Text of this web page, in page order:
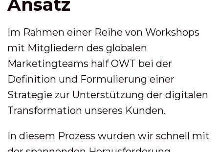
Ansatz
Im Rahmen einer Reihe von Workshops
mit Mitgliedern des globalen
Marketingteams half OWT bei der
Definition und Formulierung einer
Strategie zur Unterstützung der digitalen
Transformation unseres Kunden.
In diesem Prozess wurden wir schnell mit